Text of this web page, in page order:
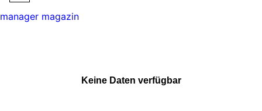
Keine Daten verfügbar
manager magazin